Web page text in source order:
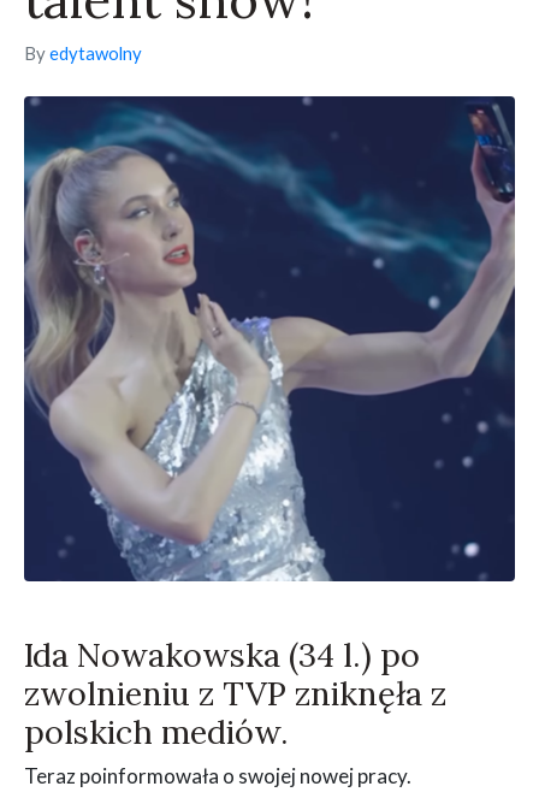
Byedytawolny
Ida Nowakowska (34 l.) po
zwolnieniu z TVP zniknęła z
polskich mediów.
Teraz poinformowała o swojej nowej pracy.